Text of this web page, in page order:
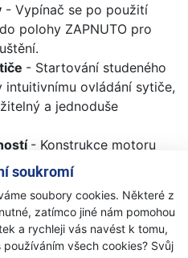
soukromí
soubory cookies. Některé z
zatímco jiné nám pomohou
a rychleji vás navést k tomu,
všech cookies? Svůj
- Vypínač se po použití
polohy ZAPNUTO pro
- Startování studeného
intuitivnímu ovládání sytiče,
a jednoduše
- Konstrukce motoru
hluku a příjemnější